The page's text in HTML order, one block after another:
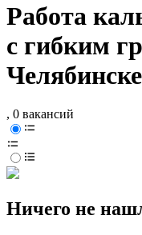
Работа
с гибким
Челябинске
, 0 вакансий
Ничего не